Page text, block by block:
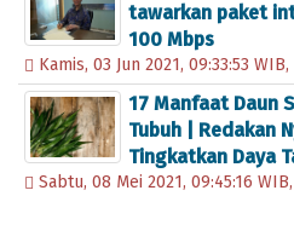
tawarkan paket
100 Mbps
Kamis, 03 Jun 2021, 09:33:53
17 Manfaat Daun
Tubuh | Redakan
Tingkatkan Daya
Sabtu, 08 Mei 2021, 09:45:16